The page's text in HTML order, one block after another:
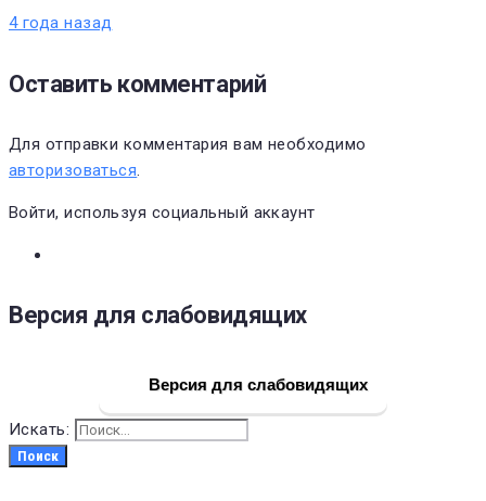
4 года назад
Оставить комментарий
Для отправки комментария вам необходимо
авторизоваться.
Войти, используя социальный аккаунт
Версия для слабовидящих
Версия для слабовидящих
Искать:
Поиск